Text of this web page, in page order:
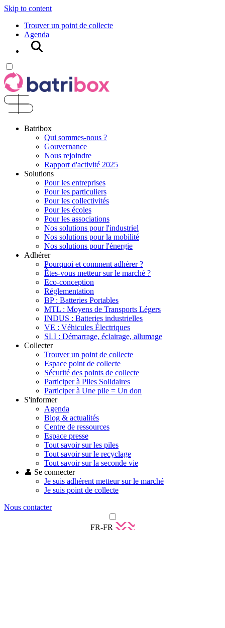
Skip to content
Trouver un point de collecte
Agenda
Rechercher
Batribox
Qui sommes-nous ?
Gouvernance
Nous rejoindre
Rapport d'activité 2025
Solutions
Pour les entreprises
Pour les particuliers
Pour les collectivités
Pour les écoles
Pour les associations
Nos solutions pour l'industriel
Nos solutions pour la mobilité
Nos solutions pour l'énergie
Adhérer
Pourquoi et comment adhérer ?
Êtes-vous metteur sur le marché ?
Eco-conception
Réglementation
BP : Batteries Portables
MTL : Moyens de Transports Légers
INDUS : Batteries industrielles
VE : Véhicules Électriques
SLI : Démarrage, éclairage, allumage
Collecter
Trouver un point de collecte
Espace point de collecte
Sécurité des points de collecte
Participer à Piles Solidaires
Participer à Une pile = Un don
S'informer
Agenda
Blog & actualités
Centre de ressources
Espace presse
Tout savoir sur les piles
Tout savoir sur le recyclage
Tout savoir sur la seconde vie
👤 Se connecter
Je suis adhérent metteur sur le marché
Je suis point de collecte
Nous contacter
FR-FR